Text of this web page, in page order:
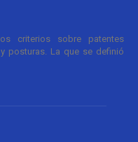
criterios sobre patentes
posturas. La que se definió